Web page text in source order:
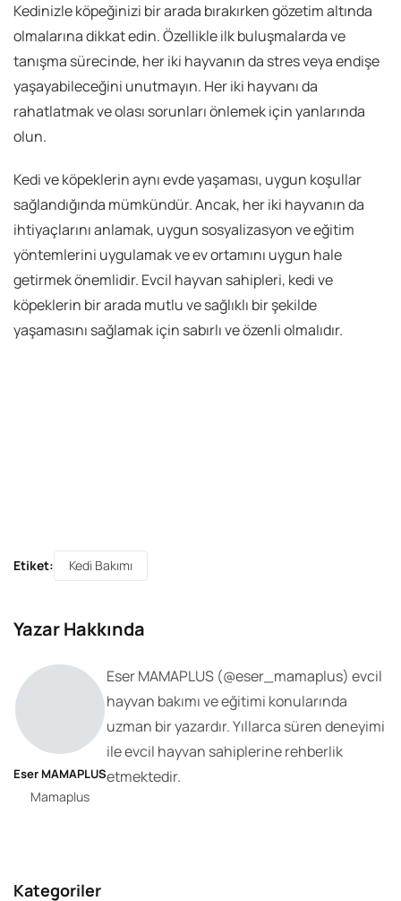
Kedinizle köpeğinizi bir arada bırakırken gözetim altında
olmalarına dikkat edin. Özellikle ilk buluşmalarda ve
tanışma sürecinde, her iki hayvanın da stres veya endişe
yaşayabileceğini unutmayın. Her iki hayvanı da
rahatlatmak ve olası sorunları önlemek için yanlarında
olun.
Kedi ve köpeklerin aynı evde yaşaması, uygun koşullar
sağlandığında mümkündür. Ancak, her iki hayvanın da
ihtiyaçlarını anlamak, uygun sosyalizasyon ve eğitim
yöntemlerini uygulamak ve ev ortamını uygun hale
getirmek önemlidir. Evcil hayvan sahipleri, kedi ve
köpeklerin bir arada mutlu ve sağlıklı bir şekilde
yaşamasını sağlamak için sabırlı ve özenli olmalıdır.
Etiket: Kedi Bakımı
Yazar Hakkında
Eser MAMAPLUS
Mamaplus
Eser MAMAPLUS (@eser_mamaplus) evcil
hayvan bakımı ve eğitimi konularında
uzman bir yazardır. Yıllarca süren deneyimi
ile evcil hayvan sahiplerine rehberlik
etmektedir.
Kategoriler